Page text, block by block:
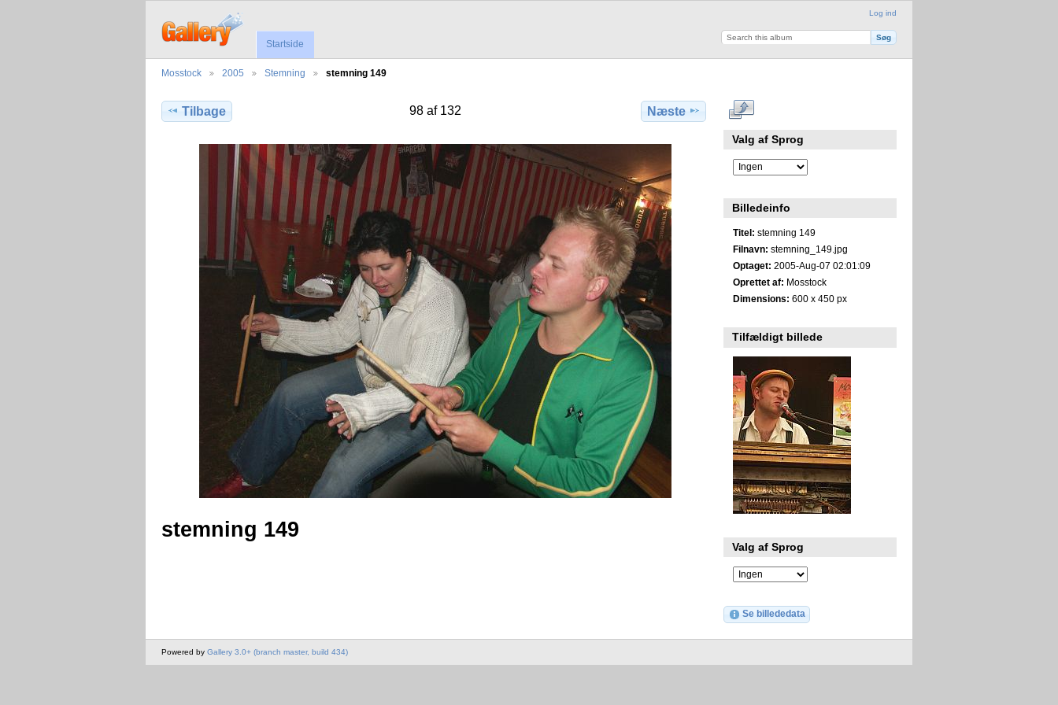
Log ind
Startside
Mosstock 2005 Stemning stemning 149
Tilbage 98 af 132 Næste
stemning 149
Valg af Sprog
Billedeinfo
Titel: stemning 149
Filnavn: stemning_149.jpg
Optaget: 2005-Aug-07 02:01:09
Oprettet af: Mosstock
Dimensions: 600 x 450 px
Tilfældigt billede
Valg af Sprog
Se billededata
Powered by Gallery 3.0+ (branch master, build 434)